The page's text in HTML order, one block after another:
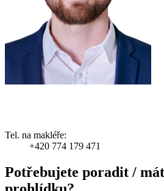
Tel. na makléře:
+420 774 179 471
Potřebujete poradit /